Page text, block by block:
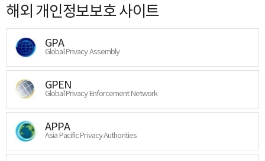
해외 개인정보보호 사이트
GPA
Global Privacy Assembly
GPEN
Global Privacy Enforcement Network
APPA
Asia Pacific Privacy Authorities